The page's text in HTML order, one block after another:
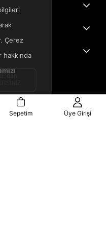
Çerez
Sepetim Üye Girişi